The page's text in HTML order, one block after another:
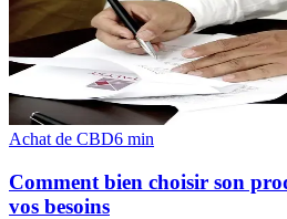
Achat de CBD6 min
Comment bien choisir son
vos besoins